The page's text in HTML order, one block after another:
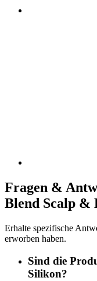
Fragen &
Blend Scalp &
Erhalte spezifische
erworben haben.
Sind die
Silikon?